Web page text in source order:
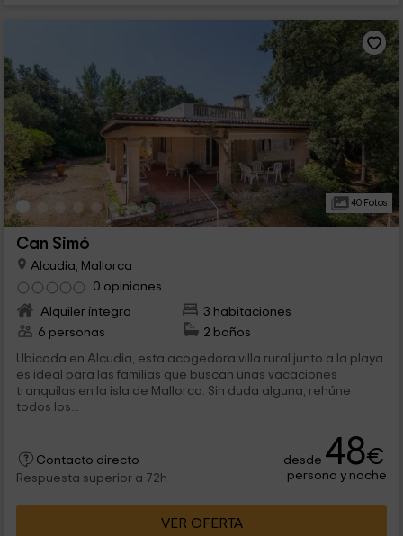
40 Fotos
Can Simó
Alcudia, Mallorca
0 opiniones
Alquiler íntegro
3 habitaciones
6 personas
2 baños
Ubicada en Alcudia, esta acogedora villa rural junto a la playa
es ideal para las familias que buscan unas vacaciones
tranquilas en la isla de Mallorca. Sin duda alguna, rehúne
todos los...
Contacto directo
Respuesta superior a 72h
desde 48€
persona y noche
VER OFERTA